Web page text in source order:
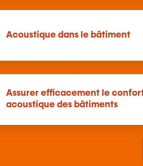
Acoustique dans le bâtiment
Assurer efficacement le
acoustique des bâtiments